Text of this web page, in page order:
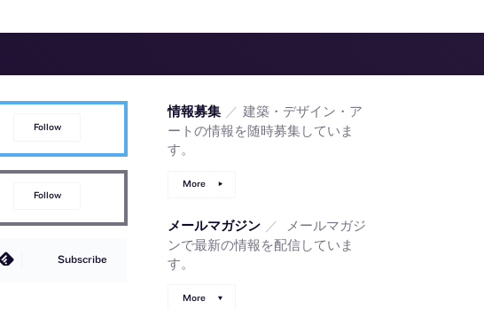
Follow
Follow
Subscribe
情報募集 ／ 建築・デザイン・ア
ートの情報を随時募集していま
す。
More
メールマガジン ／
メールマガジ
ンで最新の情報を配信していま
す。
More